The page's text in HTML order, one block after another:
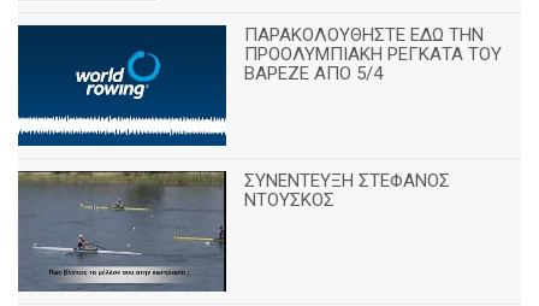
ΠΑΡΑΚΟΛΟΥΘΗΣΤΕ ΕΔΩ ΤΗΝ
ΠΡΟΟΛΥΜΠΙΑΚΗ ΡΕΓΚΑΤΑ ΤΟΥ
ΒΑΡΕΖΕ ΑΠΟ 5/4
ΣΥΝΕΝΤΕΥΞΗ ΣΤΕΦΑΝΟΣ
ΝΤΟΥΣΚΟΣ